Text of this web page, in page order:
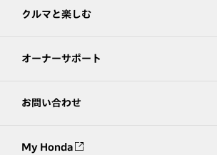
クルマと楽しむ
オーナーサポート
お問い合わせ
My Honda